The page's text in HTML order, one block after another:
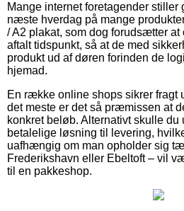
Mange internet foretagender stiller
næste hverdag på mange
/ A2 plakat, som dog forudsætter
aftalt tidspunkt, så at de med
produkt ud af døren forinden de
hjemad.
En række online shops sikrer fragt
det meste er det så præmissen at
konkret beløb. Alternativt skulle du
betalelige løsning til levering,
uafhængig om man opholder sig
Frederikshavn eller Ebeltoft – vil
til en pakkeshop.